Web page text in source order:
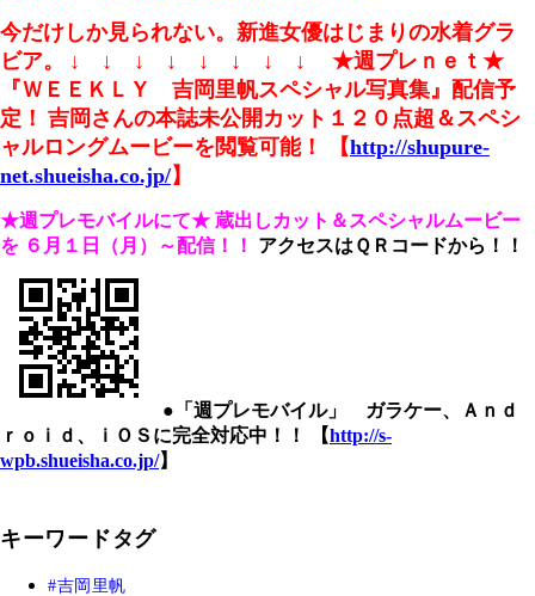
今だけしか見られない。新進女優はじまりの水着グラ
ビア。
↓ ↓ ↓ ↓ ↓ ↓ ↓ ↓
★週プレｎｅｔ★
『ＷＥＥＫＬＹ 吉岡里帆スペシャル写真集』配信予
定！ 吉岡さんの本誌未公開カット１２０点超＆スペシ
ャルロングムービーを閲覧可能！ 【http://shupure-
net.shueisha.co.jp/】
★週プレモバイルにて★ 蔵出しカット＆スペシャルムービー
を ６月１日（月）～配信！！ アクセスはＱＲコードから！！
●「週プレモバイル」 ガラケー、Ａｎｄ
ｒｏｉｄ、ｉＯＳに完全対応中！！ 【http://s-
wpb.shueisha.co.jp/】
キーワードタグ
吉岡里帆